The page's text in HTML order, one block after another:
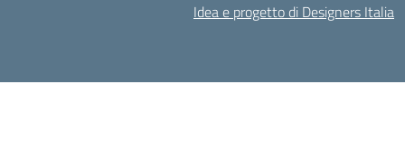
Idea e progetto di Designers Italia